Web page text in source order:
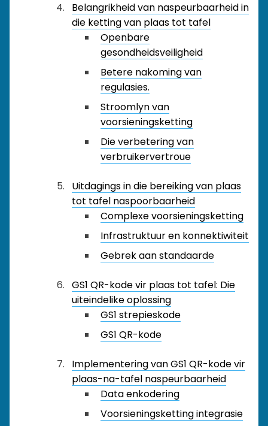
Belangrikheid van naspeurbaarheid in
die ketting van plaas tot tafel
Openbare
gesondheidsveiligheid
Betere nakoming van
regulasies.
Stroomlyn van
voorsieningsketting
Die verbetering van
verbruikervertroue
Uitdagings in die bereiking van plaas
tot tafel naspoorbaarheid
Complexe voorsieningsketting
Infrastruktuur en konnektiwiteit
Gebrek aan standaarde
GS1 QR-kode vir plaas tot tafel: Die
uiteindelike oplossing
GS1 strepieskode
GS1 QR-kode
Implementering van GS1 QR-kode vir
plaas-na-tafel naspeurbaarheid
Data enkodering
Voorsieningsketting integrasie